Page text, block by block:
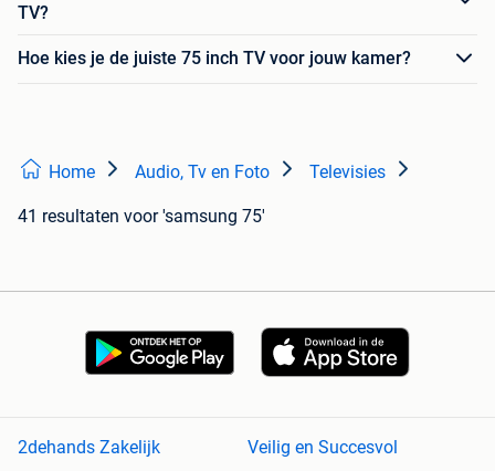
TV?
Hoe kies je de juiste 75 inch TV voor jouw kamer?
Home Audio, Tv en Foto Televisies
41 resultaten voor 'samsung 75'
2dehands Zakelijk
Veilig en Succesvol